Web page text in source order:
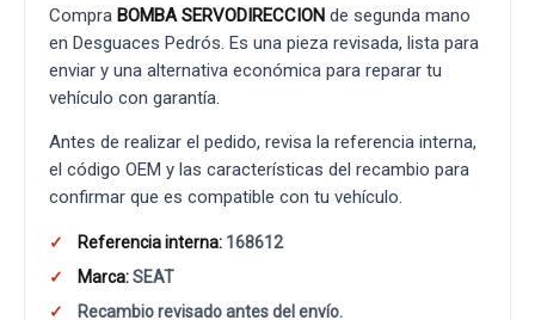
Compra BOMBA SERVODIRECCION de segunda mano
en Desguaces Pedrós. Es una pieza revisada, lista para
enviar y una alternativa económica para reparar tu
vehículo con garantía.
Antes de realizar el pedido, revisa la referencia interna,
el código OEM y las características del recambio para
confirmar que es compatible con tu vehículo.
Referencia interna: 168612
Marca:SEAT
Recambio revisado antes del envío.